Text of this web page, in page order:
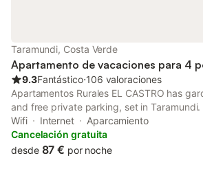
Taramundi, Costa Verde
Apartamento de vacaciones para 4
9.3Fantástico⋅106 valoraciones
Apartamentos Rurales EL CASTRO has
and free private parking, set in
offers a garden. The apartment features
Wifi Internet
Aparcamiento
Cancelación gratuita
desde 87 € por noche